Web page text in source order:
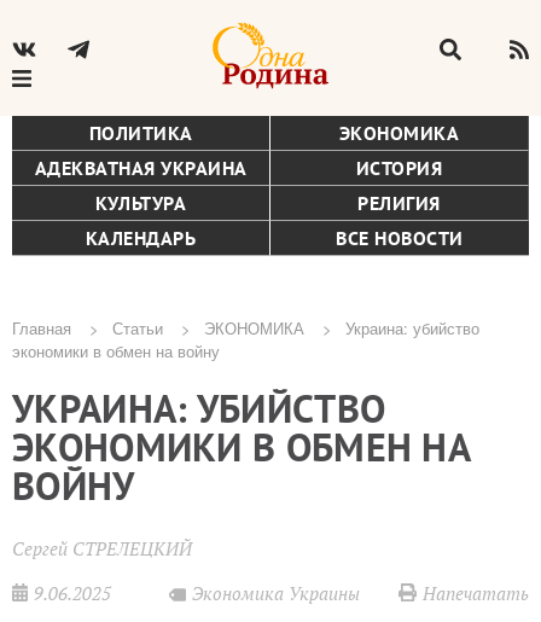
ПОЛИТИКА
ЭКОНОМИКА
АДЕКВАТНАЯ УКРАИНА
ИСТОРИЯ
КУЛЬТУРА
РЕЛИГИЯ
КАЛЕНДАРЬ
ВСЕ НОВОСТИ
Строка
навигации
Главная Статьи ЭКОНОМИКА
Украина: убийство
экономики в обмен на войну
УКРАИНА: УБИЙСТВО
ЭКОНОМИКИ В ОБМЕН НА
ВОЙНУ
Сергей СТРЕЛЕЦКИЙ
9.06.2025
Экономика Украины Напечатать